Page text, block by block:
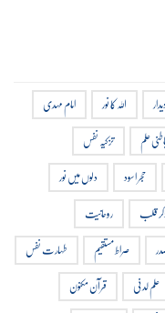
اللہ کا نور
امام مہدی
علم
تزکیہ نفس
حجر اسود
دلوں میں نور
قلب
روحانیت
صراط مستقیم
طہارت نفس
علم لدنی
قرآن مکنون